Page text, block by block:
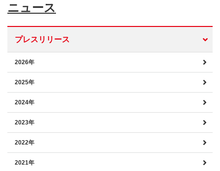
ニュース
プレスリリース
2026年
2025年
2024年
2023年
2022年
2021年